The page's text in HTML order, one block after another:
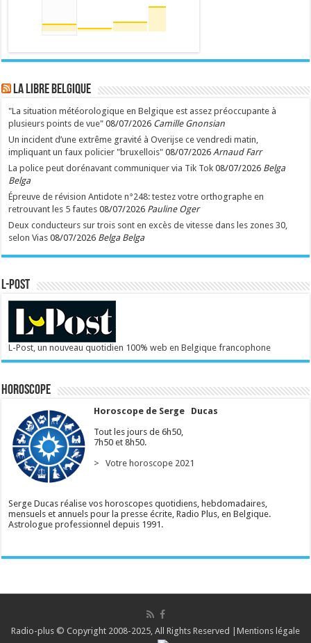
LA Libre Belgique
"La situation météorologique en Belgique est assez préoccupante à
plusieurs points de vue" 08/07/2026 Camille Gnonsian
Un incident d’une extrême gravité à Overijse ce vendredi matin,
impliquant un faux policier "bruxellois" 08/07/2026 Arnaud Farr
La police peut dorénavant communiquer via Tik Tok 08/07/2026 Belga
Belga
Épreuve de révision Antidote n°248: testez votre orthographe en
retrouvant les 5 fautes 08/07/2026 Pauline Oger
Deux conducteurs sur trois sont en excès de vitesse dans les zones 30,
selon Vias 08/07/2026 Belga Belga
L-POST
L-Post, un nouveau quotidien 100% web en Belgique francophone
Horoscope
Horoscope de Serge Ducas
Tout les jours de 6h50,
7h50 et 8h50.
> Votre horoscope 2021
Serge Ducas réalise vos horoscopes quotidiens, hebdomadaires,
mensuels et annuels pour la presse écrite, Radio Plus, en Belgique.
Astrologue professionnel depuis 1991.
Radio-plus © Copyright 2008-2025, All Rights Reserved | Mentions légale